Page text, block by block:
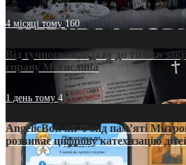
4 місяці тому160
Від гучного скандалу до тихого
справу Мстислава
1 день тому4
AngelicBot: як Фонд пам’яті
розвиває цифрову катехизацію